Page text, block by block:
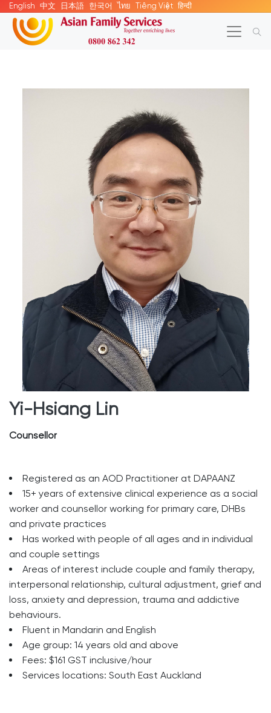
English 中文 日本語 한국어 ไทย Tiếng Việt हिन्दी
Yi-Hsiang Lin
Counsellor
Registered as an AOD Practitioner at DAPAANZ
15+ years of extensive clinical experience as a social
worker and counsellor working for primary care, DHBs
and private practices
Has worked with people of all ages and in individual
and couple settings
Areas of interest include couple and family therapy,
interpersonal relationship, cultural adjustment, grief and
loss, anxiety and depression, trauma and addictive
behaviours.
Fluent in Mandarin and English
Age group: 14 years old and above
Fees: $161 GST inclusive/hour
Services locations: South East Auckland